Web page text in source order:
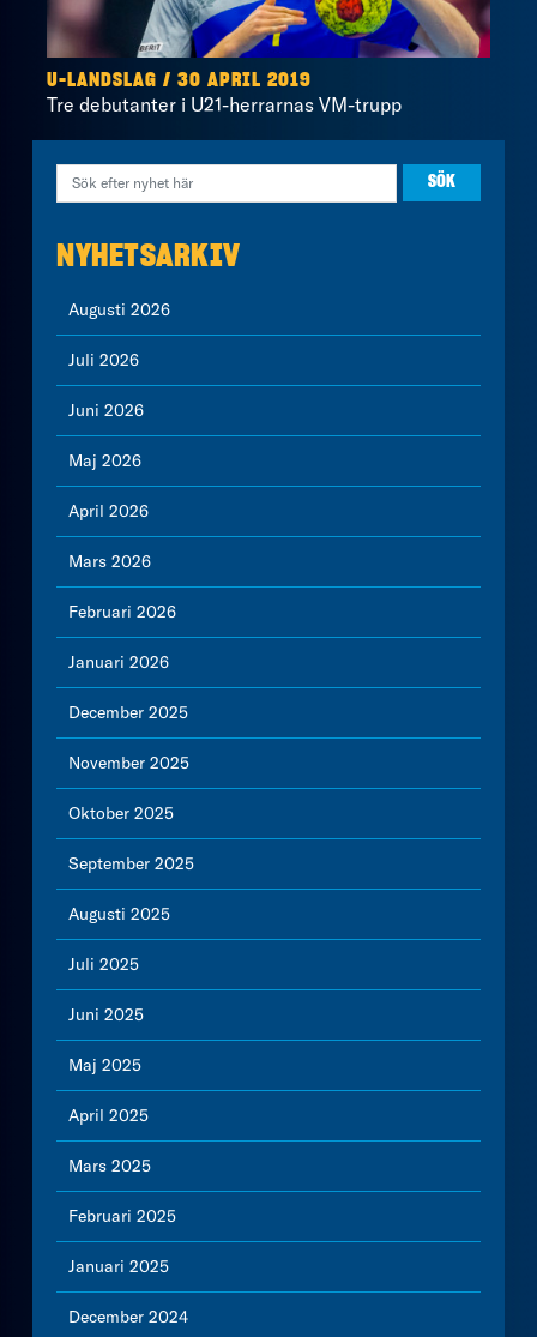
U-LANDSLAG / 30 APRIL 2019
Tre debutanter i U21-herrarnas VM-trupp
NYHETSARKIV
Augusti 2026
Juli 2026
Juni 2026
Maj 2026
April 2026
Mars 2026
Februari 2026
Januari 2026
December 2025
November 2025
Oktober 2025
September 2025
Augusti 2025
Juli 2025
Juni 2025
Maj 2025
April 2025
Mars 2025
Februari 2025
Januari 2025
December 2024